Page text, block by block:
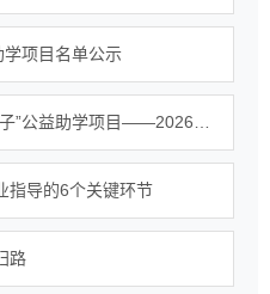
学项目名单公示
指导的6个关键环节
路